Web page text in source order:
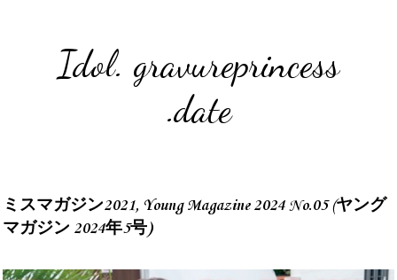
Idol. gravureprincess
.date
ミスマガジン2021, Young Magazine 2024 No.05 (ヤング
マガジン 2024年5号)